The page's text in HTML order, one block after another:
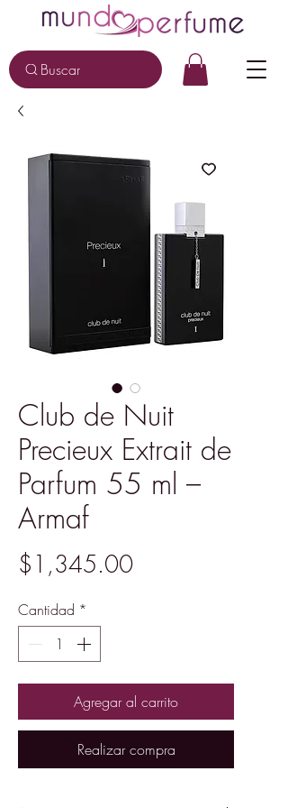
Buscar
Club de Nuit
Precieux Extrait de
Parfum 55 ml –
Armaf
$1,345.00Precio
Cantidad *
Agregar al carrito
Realizar compra